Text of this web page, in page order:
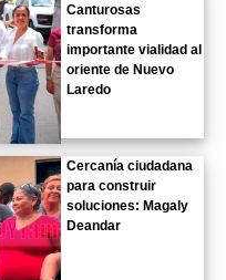
Canturosas
transforma
importante vialidad al
oriente de Nuevo
Laredo
Cercanía ciudadana
para construir
soluciones: Magaly
Deandar